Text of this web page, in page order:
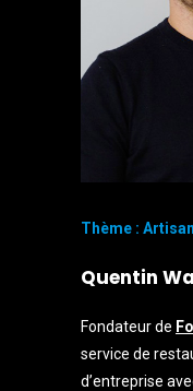
Thème :
Quentin
Fondateur de
service de
d’entreprise